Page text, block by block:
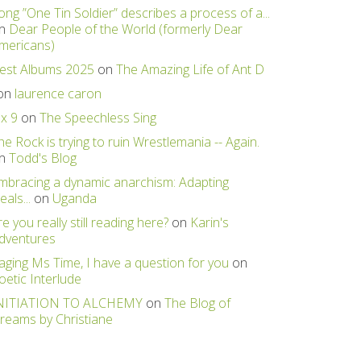
”One Tin Soldier” describes a process of a...
Dear People of the World (formerly Dear
Albums 2025 onThe Amazing Life of Ant D
laurence caron
9 onThe Speechless Sing
Rock is trying to ruin Wrestlemania -- Again.
Todd's Blog
a dynamic anarchism: Adapting
on Uganda
you really still reading here? on Karin's
Ms Time, I have a question for you on
Interlude
TO ALCHEMY onThe Blog of
by Christiane